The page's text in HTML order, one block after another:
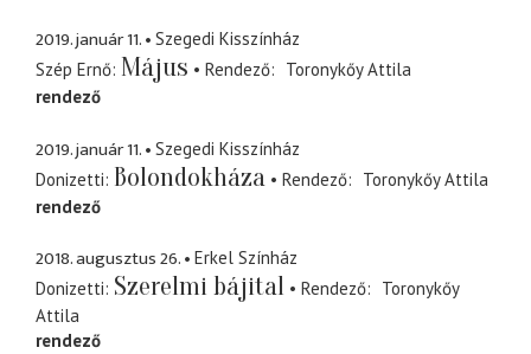
2019. január 11.
Szegedi Kisszínház
Szép Ernő Május Rendező
Toronykőy Attila
rendező
2019. január 11.
Szegedi Kisszínház
Donizetti Bolondokháza Rendező
Toronykőy Attila
rendező
2018. augusztus 26.
Erkel Színház
Donizetti Szerelmi bájital Rendező
Toronykőy
Attila
rendező